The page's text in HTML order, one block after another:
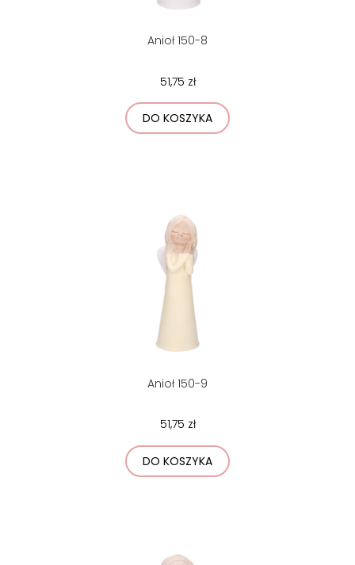
Anioł 150-8
51,75 zł
DO KOSZYKA
Anioł 150-9
51,75 zł
DO KOSZYKA